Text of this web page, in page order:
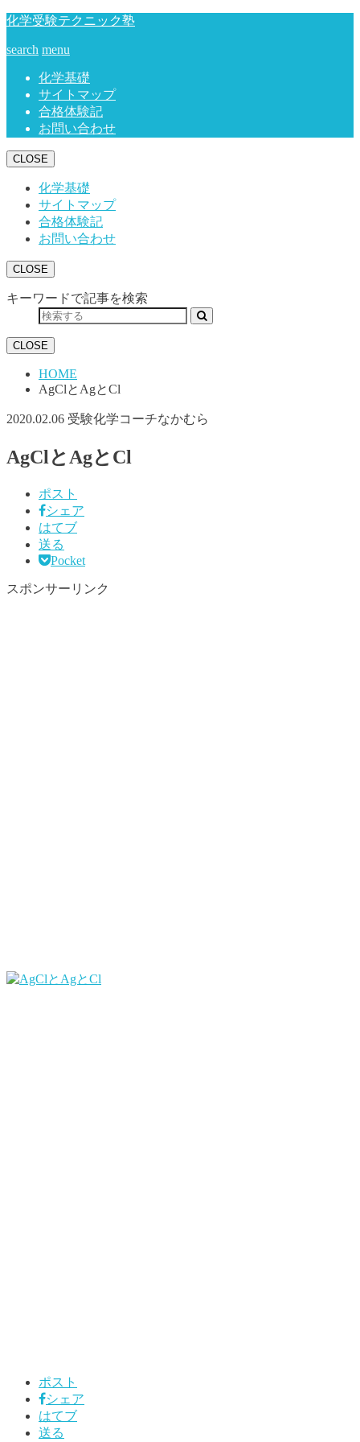
化学受験テクニック塾
search menu
化学基礎
サイトマップ
合格体験記
お問い合わせ
CLOSE
化学基礎
サイトマップ
合格体験記
お問い合わせ
CLOSE
キーワードで記事を検索
CLOSE
HOME
AgClとAgとCl
2020.02.06 受験化学コーチなかむら
AgClとAgとCl
ポスト
シェア
はてブ
送る
Pocket
スポンサーリンク
ポスト
シェア
はてブ
送る